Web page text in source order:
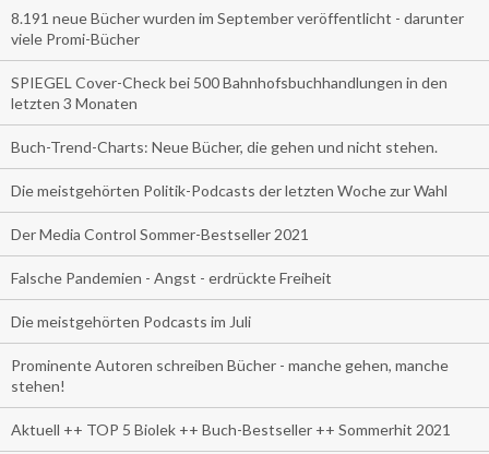
8.191 neue Bücher wurden im September veröffentlicht - darunter
viele Promi-Bücher
SPIEGEL Cover-Check bei 500 Bahnhofsbuchhandlungen in den
letzten 3 Monaten
Buch-Trend-Charts: Neue Bücher, die gehen und nicht stehen.
Die meistgehörten Politik-Podcasts der letzten Woche zur Wahl
Der Media Control Sommer-Bestseller 2021
Falsche Pandemien - Angst - erdrückte Freiheit
Die meistgehörten Podcasts im Juli
Prominente Autoren schreiben Bücher - manche gehen, manche
stehen!
Aktuell ++ TOP 5 Biolek ++ Buch-Bestseller ++ Sommerhit 2021